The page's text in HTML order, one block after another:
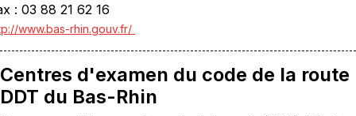
: 03 88 21 62 16
www.bas-rhin.gouv.fr/
Centres d'examen du code de la route
DDT du Bas-Rhin